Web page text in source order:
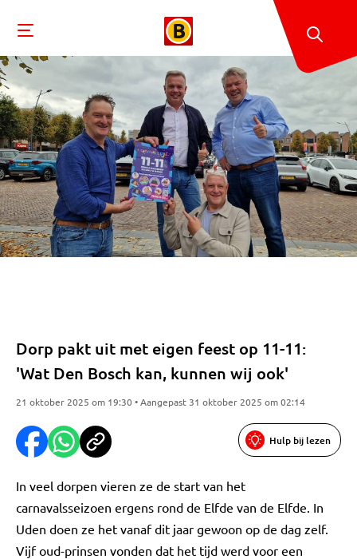
Dorp pakt uit met eigen feest op 11-11:
'Wat Den Bosch kan, kunnen wij ook'
21 oktober 2025 om 19:30 • Aangepast 31 oktober 2025 om 02:14
Hulp bij lezen
In veel dorpen vieren ze de start van het
carnavalsseizoen ergens rond de Elfde van de Elfde. In
Uden doen ze het vanaf dit jaar gewoon op de dag zelf.
Vijf oud-prinsen vonden dat het tijd werd voor een